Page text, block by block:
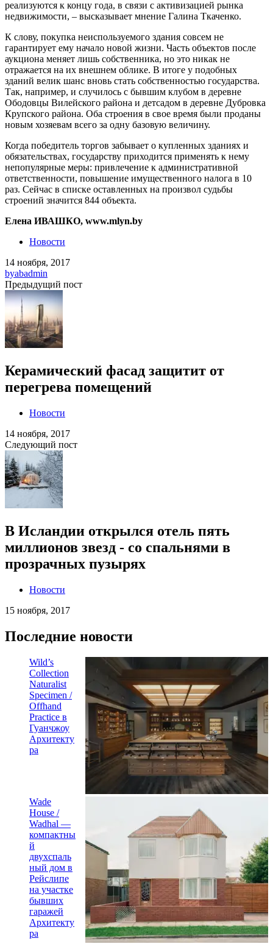
реализуются к концу года, в связи с активизацией рынка
недвижимости, – высказывает мнение Галина Ткаченко.
К слову, покупка неиспользуемого здания совсем не
гарантирует ему начало новой жизни. Часть объектов после
аукциона меняет лишь собственника, но это никак не
отражается на их внешнем облике. В итоге у подобных
зданий велик шанс вновь стать собственностью государства.
Так, например, и случилось с бывшим клубом в деревне
Ободовцы Вилейского района и детсадом в деревне Дубровка
Крупского района. Оба строения в свое время были проданы
новым хозяевам всего за одну базовую величину.
Когда победитель торгов забывает о купленных зданиях и
обязательствах, государству приходится применять к нему
непопулярные меры: привлечение к административной
ответственности, повышение имущественного налога в 10
раз. Сейчас в списке оставленных на произвол судьбы
строений значится 844 объекта.
Елена ИВАШКО, www.mlyn.by
Новости
14 ноября, 2017
byabadmin
Предыдущий пост
Керамический фасад защитит от
перегрева помещений
Новости
14 ноября, 2017
Следующий пост
В Исландии открылся отель пять
миллионов звезд - со спальнями в
прозрачных пузырях
Новости
15 ноября, 2017
Последние новости
Wild’s
Collection
Naturalist
Specimen /
Offhand
Practice в
Гуанчжоу
Архитекту
ра
Wade
House /
Wadhal —
компактны
й
двухспаль
ный дом в
Рейслипе
на участке
бывших
гаражей
Архитекту
ра